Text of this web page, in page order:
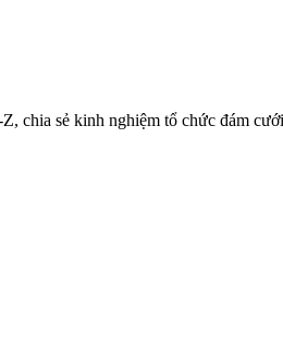
chia sẻ kinh nghiệm tổ chức đám